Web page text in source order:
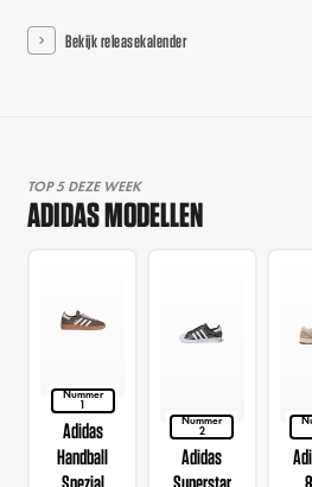
Bekijk releasekalender
TOP 5 DEZE WEEK
ADIDAS MODELLEN
Nummer
1
Adidas
Handball
Nummer
2
Adidas